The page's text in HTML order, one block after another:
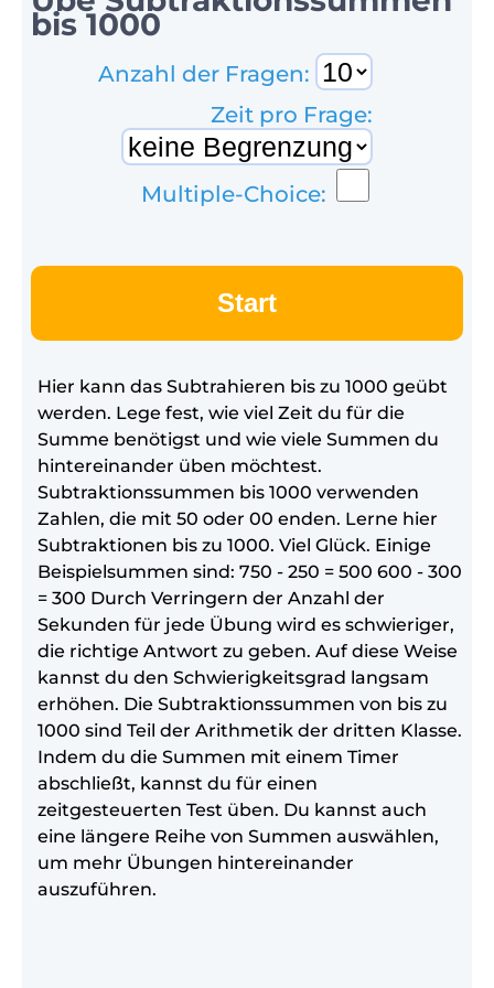
bis 1000
Anzahl der Fragen:
Zeit pro Frage:
Multiple-Choice:
Start
Hier kann das Subtrahieren bis zu 1000 geübt
werden. Lege fest, wie viel Zeit du für die
Summe benötigst und wie viele Summen du
hintereinander üben möchtest.
Subtraktionssummen bis 1000 verwenden
Zahlen, die mit 50 oder 00 enden. Lerne hier
Subtraktionen bis zu 1000. Viel Glück. Einige
Beispielsummen sind: 750 - 250 = 500 600 - 300
= 300 Durch Verringern der Anzahl der
Sekunden für jede Übung wird es schwieriger,
die richtige Antwort zu geben. Auf diese Weise
kannst du den Schwierigkeitsgrad langsam
erhöhen. Die Subtraktionssummen von bis zu
1000 sind Teil der Arithmetik der dritten Klasse.
Indem du die Summen mit einem Timer
abschließt, kannst du für einen
zeitgesteuerten Test üben. Du kannst auch
eine längere Reihe von Summen auswählen,
um mehr Übungen hintereinander
auszuführen.